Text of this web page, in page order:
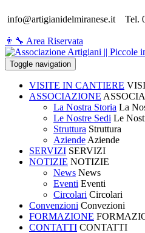
info@artigianidelmiranese.it Tel.
👨‍🔧 Area Riservata
Toggle navigation
VISITE IN CANTIERE
ASSOCIAZIONE
La Nostra Storia La
Le Nostre Sedi Le
Struttura Struttura
Aziende Aziende
SERVIZI SERVIZI
NOTIZIE NOTIZIE
News News
Eventi Eventi
Circolari Circolari
Convenzioni Convezioni
FORMAZIONE
CONTATTI CONTATTI